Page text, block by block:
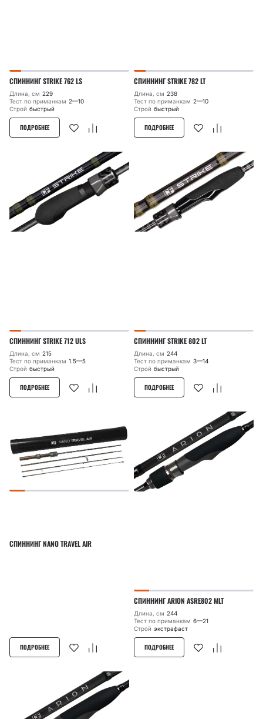
СПИННИНГ STRIKE 762 LS
Длина, см 229
Тест по приманкам 2—10
Строй быстрый
ПОДРОБНЕЕ
СПИННИНГ STRIKE 782 LT
Длина, см 238
Тест по приманкам 2—10
Строй быстрый
ПОДРОБНЕЕ
СПИННИНГ STRIKE 712 ULS
Длина, см 215
Тест по приманкам 1.5—5
Строй быстрый
ПОДРОБНЕЕ
СПИННИНГ STRIKE 802 LT
Длина, см 244
Тест по приманкам 3—14
Строй быстрый
ПОДРОБНЕЕ
СПИННИНГ NANO TRAVEL AIR
ПОДРОБНЕЕ
СПИННИНГ ARION ASRE802 MLT
Длина, см 244
Тест по приманкам 6—21
Строй экстрафаст
ПОДРОБНЕЕ